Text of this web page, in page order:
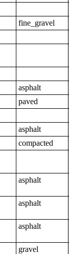
fine_gravel
asphalt
paved
asphalt
compacted
asphalt
asphalt
asphalt
gravel